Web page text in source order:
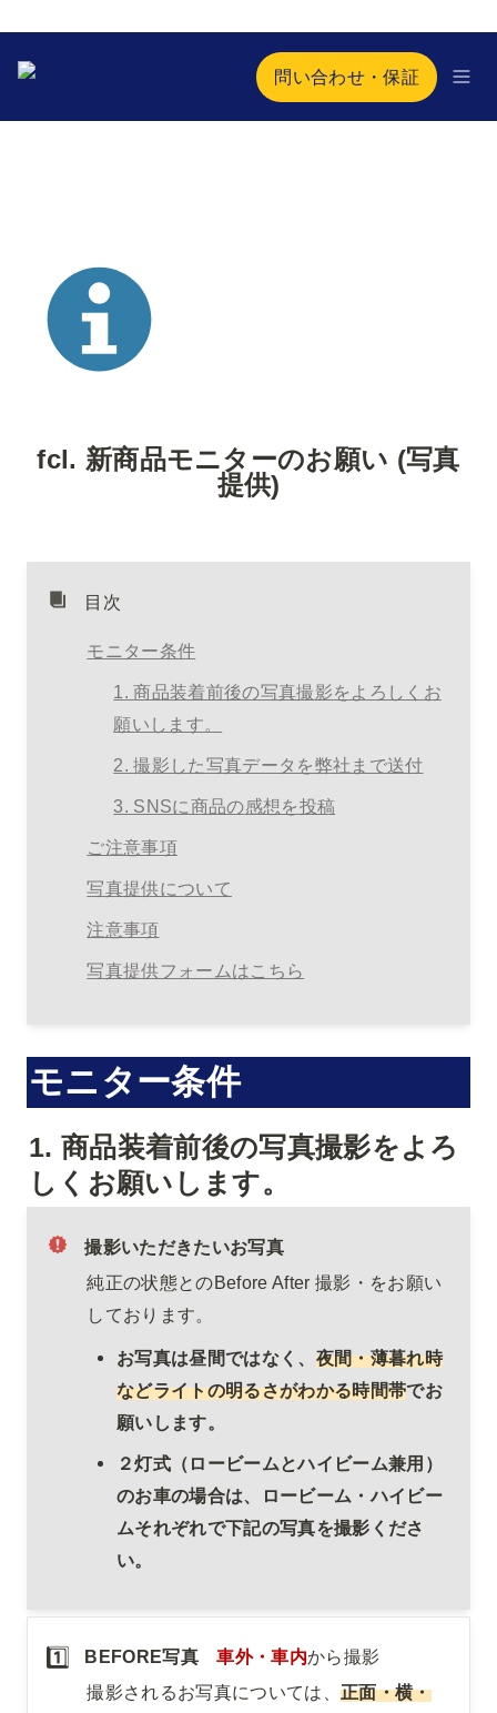
問い合わせ・保証
fcl. 新商品モニターのお願い (写真
提供)
目次
モニター条件
1. 商品装着前後の写真撮影をよろしくお
願いします。
2. 撮影した写真データを弊社まで送付
3. SNSに商品の感想を投稿
ご注意事項
写真提供について
注意事項
写真提供フォームはこちら
モニター条件
1. 商品装着前後の写真撮影をよろ
しくお願いします。
撮影いただきたいお写真
純正の状態とのBefore After 撮影・をお願い
しております。
お写真は昼間ではなく、 夜間・薄暮れ時
などライトの明るさがわかる時間帯でお
願いします。
２灯式（ロービームとハイビーム兼用）
のお車の場合は、ロービーム・ハイビー
ムそれぞれで下記の写真を撮影くださ
い。
1️⃣ BEFORE写真 車外・車内から撮影
撮影されるお写真については、 正面・横・